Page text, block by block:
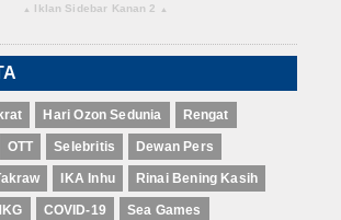
▴ Iklan Sidebar Kanan 2 ▴
Hari Ozon Sedunia Rengat
OTT Selebritis Dewan Pers
IKA Inhu Rinai Bening Kasih
COVID-19 Sea Games